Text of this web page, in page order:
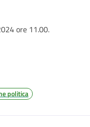
ore 11.00.
politica